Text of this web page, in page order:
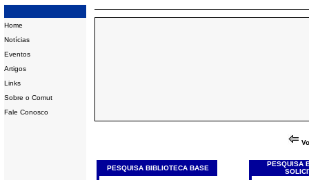
Home
Notícias
Eventos
Artigos
Links
Sobre o Comut
Fale Conosco
PESQUISA BIBLIOTECA BASE
PESQUISA